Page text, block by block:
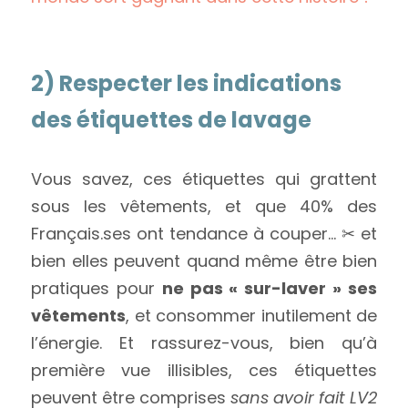
2) Respecter les indications
des étiquettes de lavage
Vous savez, ces étiquettes qui grattent
sous les vêtements, et que 40% des
Français.ses ont tendance à couper… ✂ et
bien elles peuvent quand même être bien
pratiques pour ne pas « sur-laver » ses
vêtements, et consommer inutilement de
l’énergie. Et rassurez-vous, bien qu’à
première vue illisibles, ces étiquettes
peuvent être comprises sans avoir fait LV2